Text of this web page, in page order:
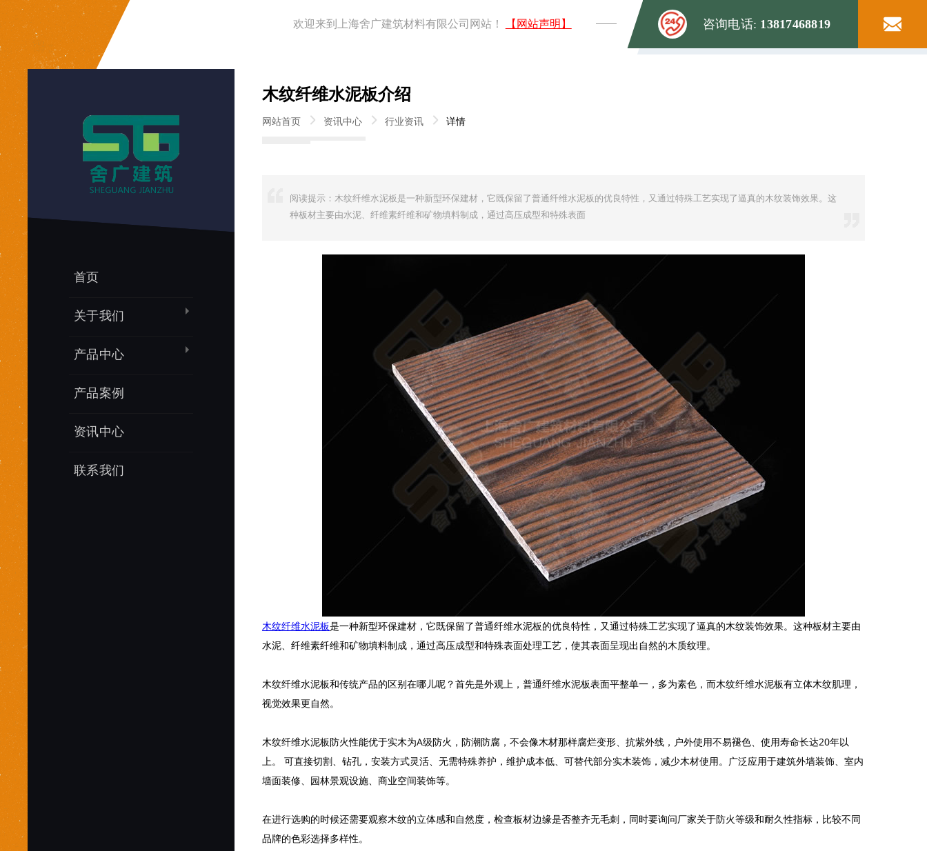
首页
关于我们
产品中心
产品案例
资讯中心
联系我们
咨询电话: 13817468819
欢迎来到上海舍广建筑材料有限公司网站！ 【网站声明】
木纹纤维水泥板介绍
网站首页 资讯中心 行业资讯 详情
阅读提示：木纹纤维水泥板是一种新型环保建材，它既保留了普通纤维水泥板的优良特性，又通过特殊工艺实现了逼真的木纹装饰效果。这
种板材主要由水泥、纤维素纤维和矿物填料制成，通过高压成型和特殊表面
木纹纤维水泥板是一种新型环保建材，它既保留了普通纤维水泥板的优良特性，又通过特殊工艺实现了逼真的木纹装饰效果。这种板材主要由
水泥、纤维素纤维和矿物填料制成，通过高压成型和特殊表面处理工艺，使其表面呈现出自然的木质纹理。
木纹纤维水泥板和传统产品的区别在哪儿呢？首先是外观上，普通纤维水泥板表面平整单一，多为素色，而木纹纤维水泥板有立体木纹肌理，
视觉效果更自然。
木纹纤维水泥板防火性能优于实木为A级防火，防潮防腐，不会像木材那样腐烂变形、抗紫外线，户外使用不易褪色、使用寿命长达20年以
上。 可直接切割、钻孔，安装方式灵活、无需特殊养护，维护成本低、可替代部分实木装饰，减少木材使用。广泛应用于建筑外墙装饰、室内
墙面装修、园林景观设施、商业空间装饰等。
在进行选购的时候还需要观察木纹的立体感和自然度，检查板材边缘是否整齐无毛刺，同时要询问厂家关于防火等级和耐久性指标，比较不同
品牌的色彩选择多样性。